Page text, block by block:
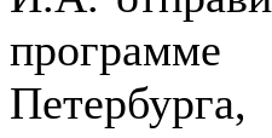
программе